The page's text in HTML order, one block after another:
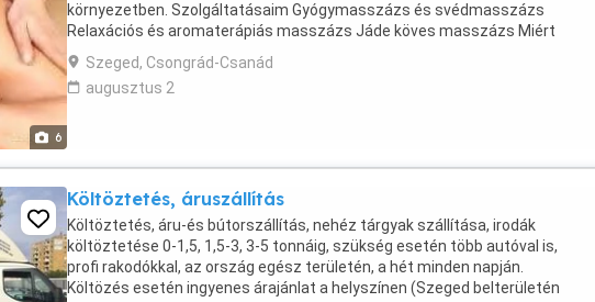
6
környezetben. Szolgáltatásaim Gyógymasszázs és svédmasszázs
Relaxációs és aromaterápiás masszázs Jáde köves masszázs Miért
válasszon engem? Pszichoterapeuta tudásommal ...
Szeged, Csongrád-Csanád
augusztus 2
Költöztetés, áruszállítás
Költöztetés, áru-és bútorszállítás, nehéz tárgyak szállítása, irodák
költöztetése 0-1,5, 1,5-3, 3-5 tonnáig, szükség esetén több autóval is,
profi rakodókkal, az ország egész területén, a hét minden napján.
Költözés esetén ingyenes árajánlat a helyszínen (Szeged belterületén